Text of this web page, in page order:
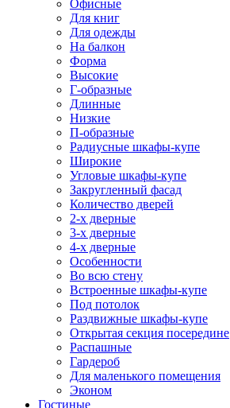
Офисные
Для книг
Для одежды
На балкон
Форма
Высокие
Г-образные
Длинные
Низкие
П-образные
Радиусные шкафы-купе
Широкие
Угловые шкафы-купе
Закругленный фасад
Количество дверей
2-х дверные
3-х дверные
4-х дверные
Особенности
Во всю стену
Встроенные шкафы-купе
Под потолок
Раздвижные шкафы-купе
Открытая секция посередине
Распашные
Гардероб
Для маленького помещения
Эконом
Гостиные